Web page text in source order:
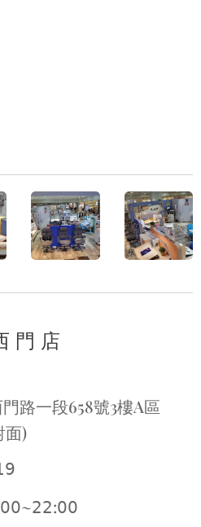
門 店
路一段658號3樓A區
面)